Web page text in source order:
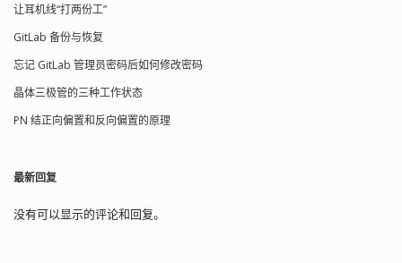
{1, 2, 3} >>> s.add(4) >>> s {1, 2, 3, 4}
>>> s.remove(4) （注：删除一个元素，
不能使用pop(4)） >>> s {1, 2, 3} 两个集
合的交集、并集运算 >>> s1 = set([1, 2,
3} >>> s1 | s2 {1, 2, 3, 4} 条件运算 if ...
elif ... else ... age = 3 if age >= 18:
非空list等，就判断为True）
[1, 2, 3, 4, 5, 6, 7, 8, 9, 10]: sum = sum + x
让耳机线“打两份工”
GitLab 备份与恢复
忘记 GitLab 管理员密码后如何修改密码
晶体三极管的三种工作状态
PN 结正向偏置和反向偏置的原理
最新回复
没有可以显示的评论和回复。